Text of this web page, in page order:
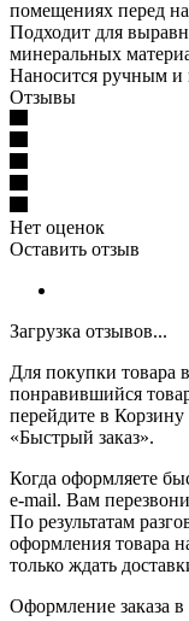
помещениях перед
Подходит для
минеральных
Наносится ручным
Отзывы
Нет оценок
Оставить отзыв
Загрузка отзывов...
Для покупки товара
понравившийся
перейдите в
«Быстрый заказ».
Когда оформляете
e-mail. Вам
По результатам
оформления товара
только ждать
Оформление заказа